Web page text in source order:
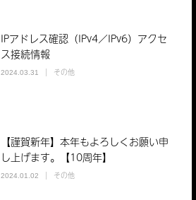
IPアドレス確認（IPv4／IPv6）アクセ
ス接続情報
2024.03.31 その他
【謹賀新年】本年もよろしくお願い申
し上げます。【10周年】
2024.01.02 その他